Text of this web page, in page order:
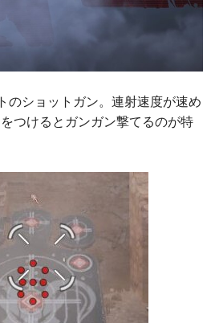
のショットガン。連射速度が速め
つけるとガンガン撃てるのが特